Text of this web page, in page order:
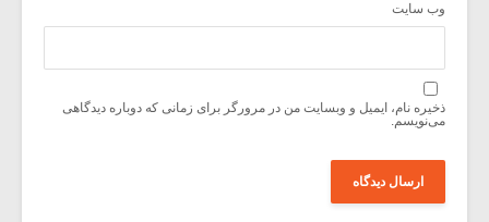
وب‌ سایت
ذخیره نام، ایمیل و وبسایت من در مرورگر برای زمانی که دوباره دیدگاهی
می‌نویسم.